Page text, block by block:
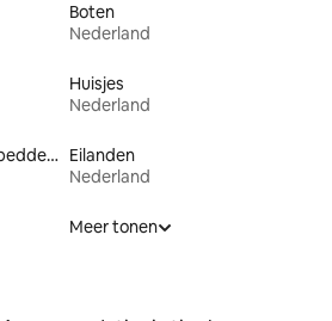
Boten
Nederland
Huisjes
Nederland
Accommodaties met bedden op toegankelijke hoogte Eilanden
Nederland
Meer tonen